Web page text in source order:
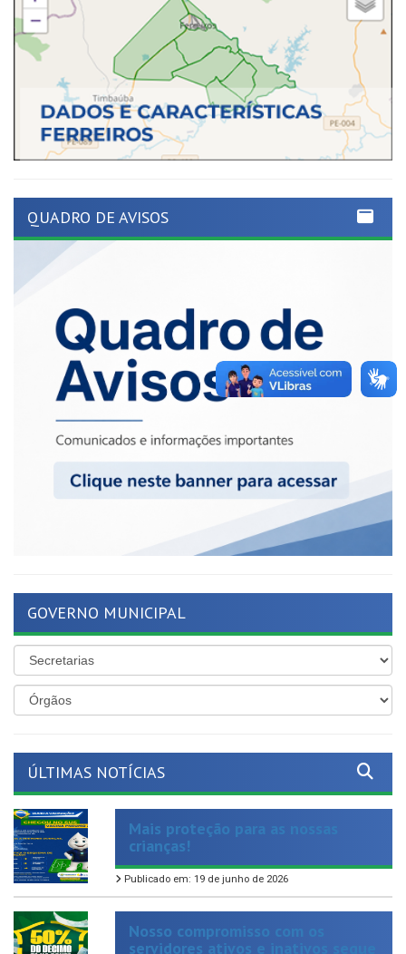
Mais proteção para as nossas
crianças!
Publicado em: 19 de junho de 2026
Nosso compromisso com os
servidores ativos e inativos segue
se mantendo firme e forte